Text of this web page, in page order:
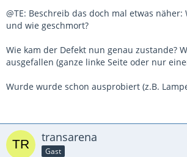
@TE: Beschreib das doch mal etwas näher:
und wie geschmort?
Wie kam der Defekt nun genau zustande?
ausgefallen (ganze linke Seite oder nur
Wurde wurde schon ausprobiert (z.B.
transarena
Gast